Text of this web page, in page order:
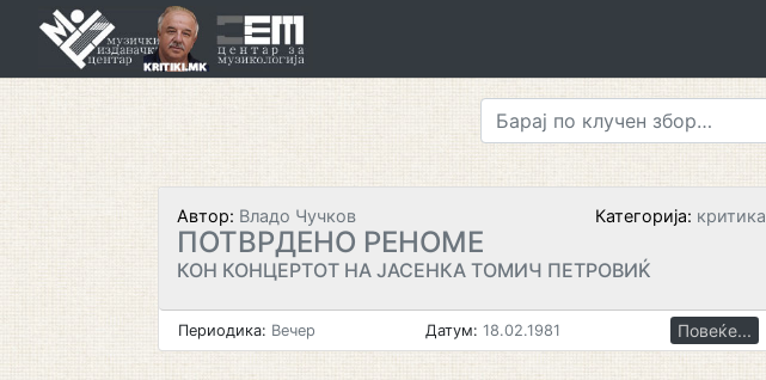
Автор: Владо Чучков Категорија: критика
ПОТВРДЕНО РЕНОМЕ
КОН КОНЦЕРТОТ НА ЈАСЕНКА ТОМИЧ ПЕТРОВИЌ
Периодика: Вечер Датум: 18.02.1981 Повеќе...